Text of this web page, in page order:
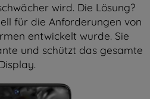
wird. Die Lösung?
für die Anforderungen von
entwickelt wurde. Sie
und schützt das gesamte